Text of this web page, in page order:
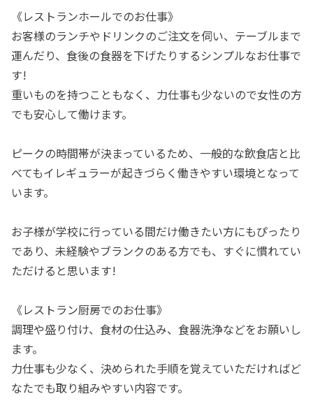
《レストランホールでのお仕事》
お客様のランチやドリンクのご注文を伺い、テーブルまで
運んだり、食後の食器を下げたりするシンプルなお仕事で
す!
重いものを持つこともなく、力仕事も少ないので女性の方
でも安心して働けます。
ピークの時間帯が決まっているため、一般的な飲食店と比
べてもイレギュラーが起きづらく働きやすい環境となって
います。
お子様が学校に行っている間だけ働きたい方にもぴったり
であり、未経験やブランクのある方でも、すぐに慣れてい
ただけると思います!
《レストラン厨房でのお仕事》
調理や盛り付け、食材の仕込み、食器洗浄などをお願いし
ます。
力仕事も少なく、決められた手順を覚えていただければど
なたでも取り組みやすい内容です。